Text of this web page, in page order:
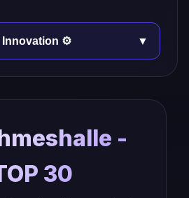
Innovation ⚙️ ▼
-
30